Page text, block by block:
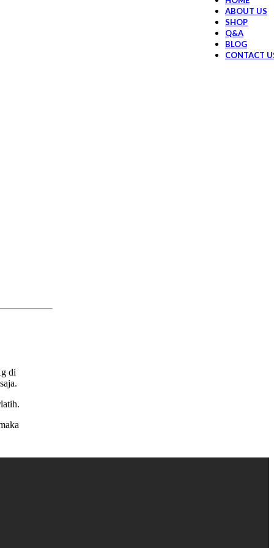
ABOUT US
SHOP
Q&A
BLOG
CONTACT
di